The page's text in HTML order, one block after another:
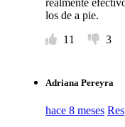
los de a pie.
11
3
Adriana Pereyra
hace 8 meses